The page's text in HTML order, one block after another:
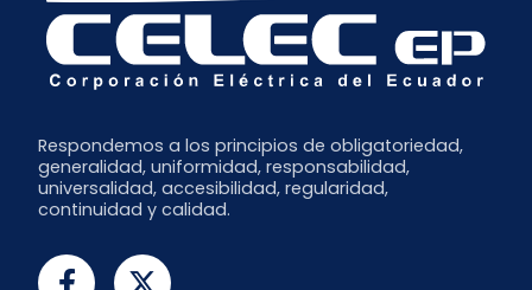
Respondemos a los principios de obligatoriedad,
generalidad, uniformidad, responsabilidad,
universalidad, accesibilidad, regularidad,
continuidad y calidad.